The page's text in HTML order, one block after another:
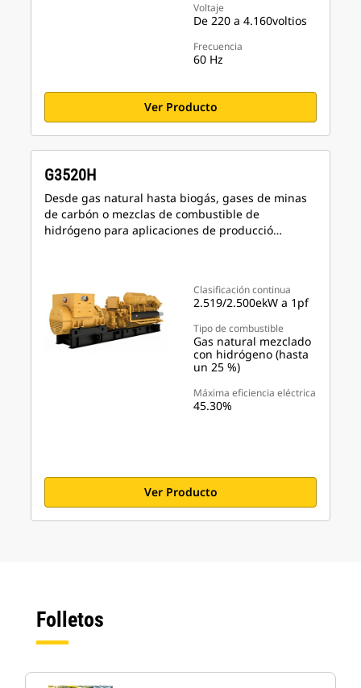
Voltaje
De 220 a 4.160voltios
Frecuencia
60 Hz
Ver Producto
Clasificación continua
2.519/2.500ekW a 1pf
Tipo de combustible
Gas natural mezclado
con hidrógeno (hasta
un 25 %)
Máxima eficiencia eléctrica
45.30%
G3520H
Desde gas natural hasta biogás, gases de minas
de carbón o mezclas de combustible de
hidrógeno para aplicaciones de producció…
Ver Producto
Folletos